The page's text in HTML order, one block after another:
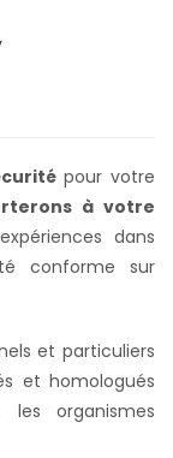
pour votre
à votre
dans
conforme sur
et particuliers
et homologués
organismes